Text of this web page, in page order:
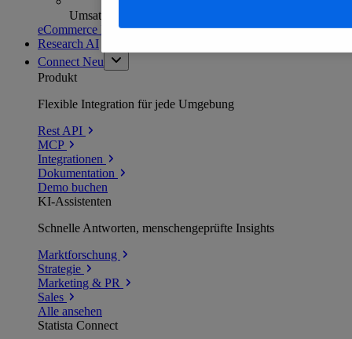
Umsatzanalysen und -prognosen
eCommerce Insights entdecken
Research AI
Connect Neu
Produkt
Flexible Integration für jede Umgebung
Rest API
MCP
Integrationen
Dokumentation
Demo buchen
KI-Assistenten
Schnelle Antworten, menschengeprüfte Insights
Marktforschung
Strategie
Marketing & PR
Sales
Alle ansehen
Statista Connect